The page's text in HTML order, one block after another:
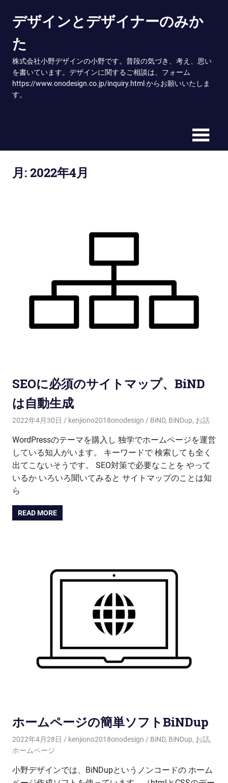
content
デザインとデザイナーのみか
た
株式会社小野デザインの小野です。普段の気づき、考え、思い
を書いています。デザインに関するご相談は、フォーム
https://www.onodesign.co.jp/inquiry.html からお願いいたしま
す。
月:2022年4月
SEOに必須のサイトマップ、BiND
は自動生成
2022年4月30日 kenjiono2018onodesign BiND, BiNDup, お話
WordPressのテーマを購入し 独学でホームページを運営
している知人がいます。 キーワードで 検索しても全く
出てこないそうです。 SEO対策で必要なことを やって
いるか いろいろ聞いてみると サイトマップのことは知
ら
READ MORE
ホームページの簡単ソフトBiNDup
2022年4月28日 kenjiono2018onodesign BiND, BiNDup, お話,
ホームページ
小野デザインでは、BiNDupというノンコードの ホーム